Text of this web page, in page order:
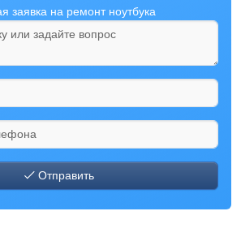
заявка на ремонт ноутбука
Отправить